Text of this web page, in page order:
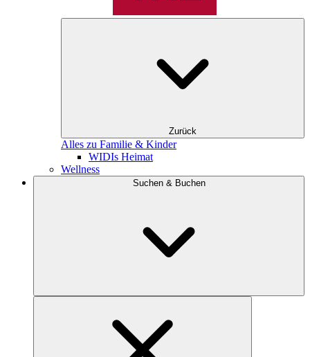
Zurück
Alles zu Familie & Kinder
WIDIs Heimat
Wellness
Suchen & Buchen